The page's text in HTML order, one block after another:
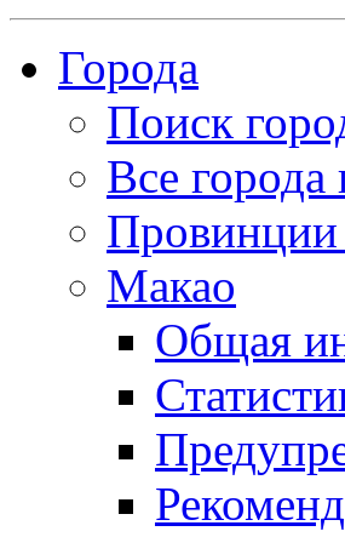
Города
Поиск
Все города
Макао
Общая